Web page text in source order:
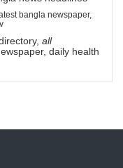
bangla newspaper,
all
daily health